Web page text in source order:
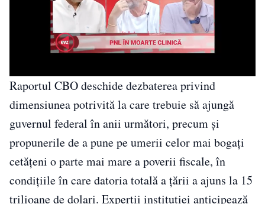
Raportul CBO deschide dezbaterea privind
dimensiunea potrivită la care trebuie să ajungă
guvernul federal în anii următori, precum şi
propunerile de a pune pe umerii celor mai bogaţi
cetăţeni o parte mai mare a poverii fiscale, în
condiţiile în care datoria totală a ţării a ajuns la 15
trilioane de dolari. Experţii instituţiei anticipează